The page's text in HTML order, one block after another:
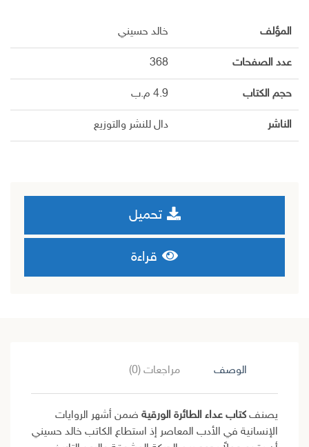
المؤلف خالد حسيني
عدد الصفحات 368
حجم الكتاب 4.9 م.ب
الناشر دال للنشر والتوزيع
تحميل
قراءة
الوصف مراجعات (0)
يصنف كتاب عداء الطائرة الورقية ضمن أشهر الروايات
الإنسانية في الأدب المعاصر إذ استطاع الكاتب خالد حسيني